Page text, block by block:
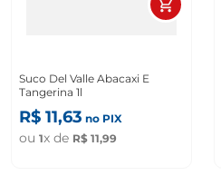
Suco Del Valle Abacaxi E
Tangerina 1l
R$ 11,63 no PIX
ou 1x de R$ 11,99